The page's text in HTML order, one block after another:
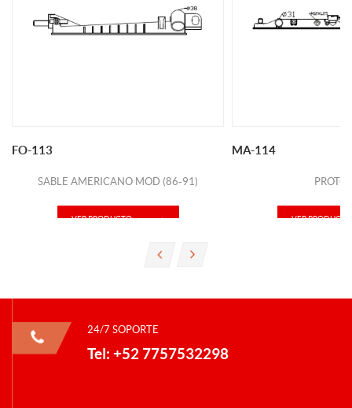
FO-113
SABLE AMERICANO MOD (86-91)
VER PRODUCTO
MA-114
VER PRODUCTO
24/7 SOPORTE
Tel: +52 7757532298